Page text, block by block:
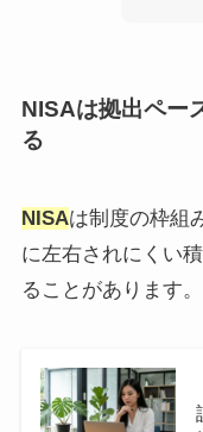
NISAは拠出ペー
る
NISAは制度の枠組
に左右されにくい
ることがあります。